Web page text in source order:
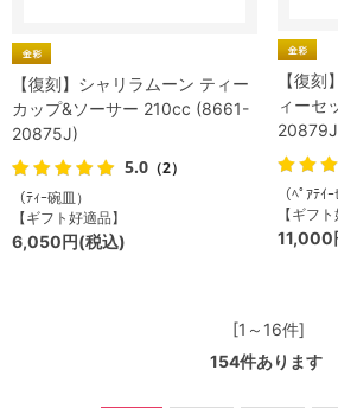
【復刻】シャリラムーン ティー
カップ&ソーサー 210cc (8661-
20875J)
5.0 （2）
（ﾃｨｰ碗皿）
【ギフト好適品】
6,050円(税込)
【復
ィーセ
（ﾍﾟｱﾃｲｰ
【ギフ
11,000
[1～16件]
154件あります